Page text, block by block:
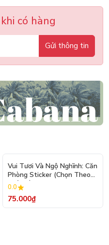
có hàng
Gửi thông tin
Vui Tươi Và Ngộ Nghĩnh: Căn
Phòng Sticker (Chọn Theo
Chủ Đề) - Hơn 250 Sticker
0.0
75.000₫